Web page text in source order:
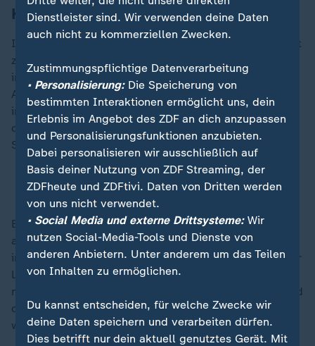
Kritik an Angriffen auf den Iran
In der Gipfelerklärung riefen Russland und China nicht
zuletzt zu Verhandlungen zur Beilegung des Konflikts
im Nahen Osten auf. Es bestehe Einigkeit, dass "die
Angriffe der USA und Israels auf Iran gegen das
internationale Recht und die grundlegenden Normen
der internationalen Beziehungen verstoßen und die
Stabilität im Nahen Osten ernsthaft untergraben".
Iran-Krieg: Alle Nachrichten im Liveblog
Es müsse verhindert werden, dass sich der Konflikt
ausweite. Moskau und Peking riefen auch die
internationale Gemeinschaft auf, eine Deeskalation der
Lage zu unterstützen. Im Gazastreifen wiederum
müsse alles für einen dauerhaften Waffenstillstand und
den Zugang der Menschen zu humanitärer Hilfe getan
werden, hieß es.
Dienstleister sind. Wir verwenden deine Daten
auch nicht zu kommerziellen Zwecken.
Zustimmungspflichtige Datenverarbeitung
• Personalisierung:Die Speicherung von
bestimmten Interaktionen ermöglicht uns, dein
Erlebnis im Angebot des ZDF an dich anzupassen
und Personalisierungsfunktionen anzubieten.
Dabei personalisieren wir ausschließlich auf
Basis deiner Nutzung von ZDF Streaming, der
ZDFheute und ZDFtivi. Daten von Dritten werden
von uns nicht verwendet.
• Social Media und externe Drittsysteme:Wir
nutzen Social-Media-Tools und Dienste von
anderen Anbietern. Unter anderem um das Teilen
von Inhalten zu ermöglichen.
Du kannst entscheiden, für welche Zwecke wir
deine Daten speichern und verarbeiten dürfen.
Dies betrifft nur dein aktuell genutztes Gerät. Mit